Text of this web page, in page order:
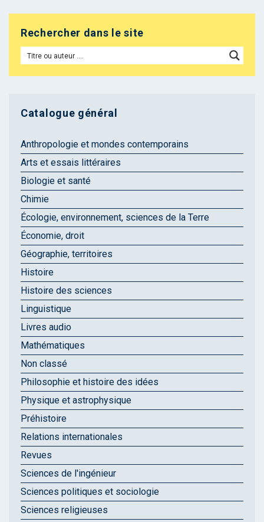
Rechercher dans le site
Catalogue général
Anthropologie et mondes contemporains
Arts et essais littéraires
Biologie et santé
Chimie
Écologie, environnement, sciences de la Terre
Économie, droit
Géographie, territoires
Histoire
Histoire des sciences
Linguistique
Livres audio
Mathématiques
Non classé
Philosophie et histoire des idées
Physique et astrophysique
Préhistoire
Relations internationales
Revues
Sciences de l'ingénieur
Sciences politiques et sociologie
Sciences religieuses